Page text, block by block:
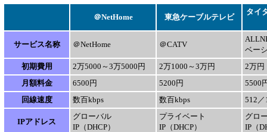
＠NetHome 東急ケーブルテレビ
タイ
サービス名称 ＠NetHome ＠CATV
ベー
初期費用
2万5000～3万5000円 2万1000～3万円
2万円
月額料金
6500円 5200円
5500
回線速度
数百kbps 数百kbps 512／
IPアドレス
グローバル
IP（DHCP）
プライベート
IP（DHCP）
グロ
IP（